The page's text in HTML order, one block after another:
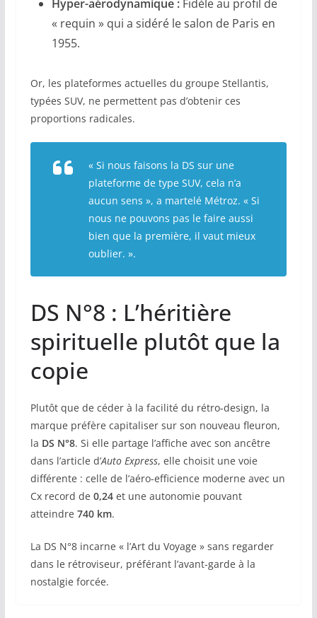
Hyper-aérodynamique :Fidèle au profil de
« requin » qui a sidéré le salon de Paris en
1955.
Or, les plateformes actuelles du groupe Stellantis,
typées SUV, ne permettent pas d’obtenir ces
proportions radicales.
« Si nous faisons la DS sur une
plateforme de type SUV, cela n’a
aucun sens », a martelé Métroz. « Si
nous ne pouvons pas le faire aussi
bien que la première, il vaut mieux
oublier. ».
DS N°8 : L’héritière
spirituelle plutôt que la
copie
Plutôt que de céder à la facilité du rétro-design, la
marque préfère capitaliser sur son nouveau fleuron,
la DS N°8. Si elle partage l’affiche avec son ancêtre
dans l’article d’Auto Express, elle choisit une voie
différente : celle de l’aéro-efficience moderne avec un
Cx record de 0,24et une autonomie pouvant
atteindre 740 km.
La DS N°8 incarne « l’Art du Voyage » sans regarder
dans le rétroviseur, préférant l’avant-garde à la
nostalgie forcée.